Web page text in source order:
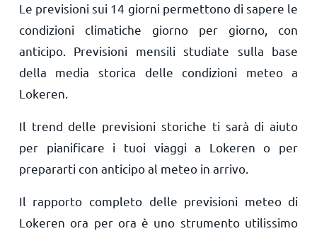
Le previsioni sui 14 giorni permettono di sapere le
condizioni climatiche giorno per giorno, con
anticipo. Previsioni mensili studiate sulla base
della media storica delle condizioni meteo a
Lokeren.
Il trend delle previsioni storiche ti sarà di aiuto
per pianificare i tuoi viaggi a Lokeren o per
prepararti con anticipo al meteo in arrivo.
Il rapporto completo delle previsioni meteo di
Lokeren ora per ora è uno strumento utilissimo